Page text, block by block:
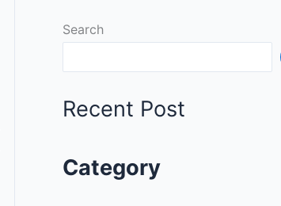
Search
Recent Post
Category